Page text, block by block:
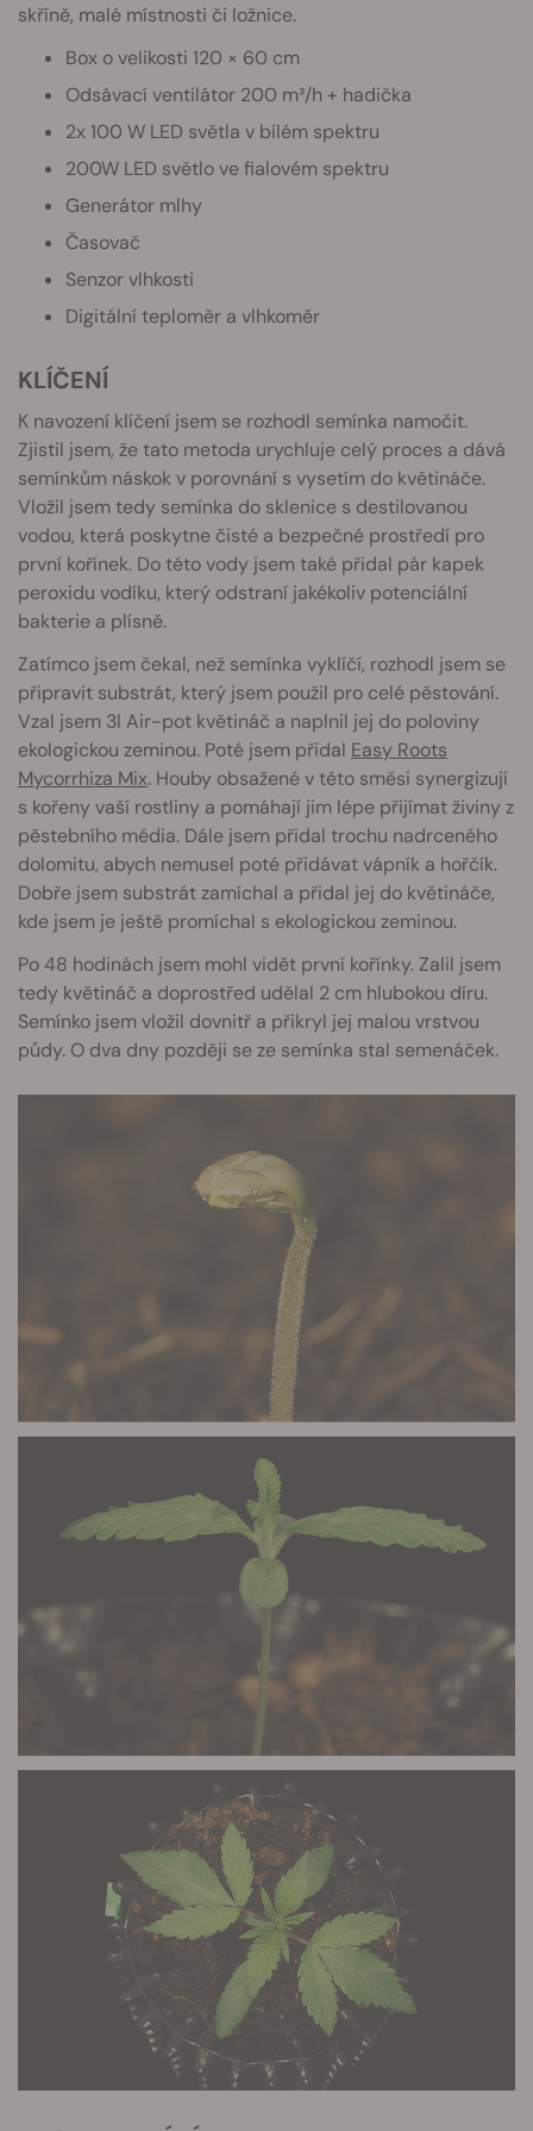
skříně, malé místnosti či ložnice.
Box o velikosti 120 × 60 cm
Odsávací ventilátor 200 m³/h + hadička
2x 100 W LED světla v bílém spektru
200W LED světlo ve fialovém spektru
Generátor mlhy
Časovač
Senzor vlhkosti
Digitální teploměr a vlhkoměr
KLÍČENÍ
K navození klíčení jsem se rozhodl semínka namočit.
Zjistil jsem, že tato metoda urychluje celý proces a dává
semínkům náskok v porovnání s vysetím do květináče.
Vložil jsem tedy semínka do sklenice s destilovanou
vodou, která poskytne čisté a bezpečné prostředí pro
první kořínek. Do této vody jsem také přidal pár kapek
peroxidu vodíku, který odstraní jakékoliv potenciální
bakterie a plísně.
Zatímco jsem čekal, než semínka vyklíčí, rozhodl jsem se
připravit substrát, který jsem použil pro celé pěstování.
Vzal jsem 3l Air-pot květináč a naplnil jej do poloviny
ekologickou zeminou. Poté jsem přidal Easy Roots
Mycorrhiza Mix. Houby obsažené v této směsi synergizují
s kořeny vaší rostliny a pomáhají jim lépe přijímat živiny z
pěstebního média. Dále jsem přidal trochu nadrceného
dolomitu, abych nemusel poté přidávat vápník a hořčík.
Dobře jsem substrát zamíchal a přidal jej do květináče,
kde jsem je ještě promíchal s ekologickou zeminou.
Po 48 hodinách jsem mohl vidět první kořínky. Zalil jsem
tedy květináč a doprostřed udělal 2 cm hlubokou díru.
Semínko jsem vložil dovnitř a přikryl jej malou vrstvou
půdy. O dva dny později se ze semínka stal semenáček.